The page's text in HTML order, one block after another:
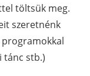
töltsük meg.
szeretnénk
tánc stb.)